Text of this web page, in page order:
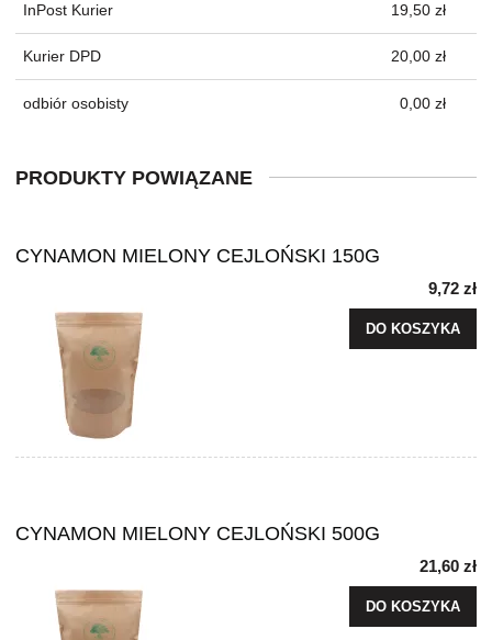
InPost Kurier 19,50 zł
Kurier DPD 20,00 zł
odbiór osobisty 0,00 zł
PRODUKTY POWIĄZANE
CYNAMON MIELONY CEJLOŃSKI 150G
9,72 zł
DO KOSZYKA
CYNAMON MIELONY CEJLOŃSKI 500G
21,60 zł
DO KOSZYKA